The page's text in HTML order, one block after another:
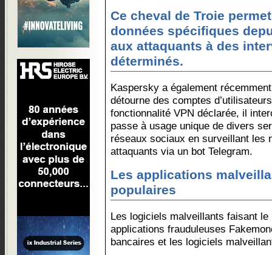
Ce cheval de Troie
données spécifiques
aux attaquants à des
déterminés.
Kaspersky a également
détourne des comptes
fonctionnalité VPN déclarée, il
passe à usage unique de divers
réseaux sociaux en surveillant les
attaquants via un bot Telegram.
Les applications
populaires
Les logiciels malveillants faisant
applications frauduleuses
bancaires et les logiciels